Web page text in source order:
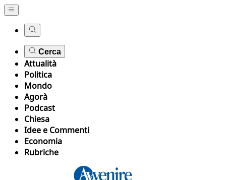
Cerca
Attualità
Politica
Mondo
Agorà
Podcast
Chiesa
Idee e Commenti
Economia
Rubriche